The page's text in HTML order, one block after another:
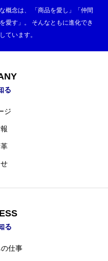
概念は、 「商品を愛し」「仲間
愛す」。 そんなともに進化でき
ています。
る
ジ
る
仕事